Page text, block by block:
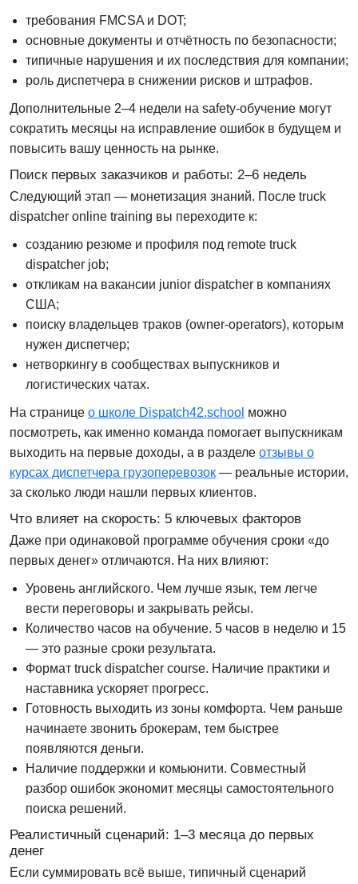
требования FMCSA и DOT;
основные документы и отчётность по безопасности;
типичные нарушения и их последствия для компании;
роль диспетчера в снижении рисков и штрафов.
Дополнительные 2–4 недели на safety-обучение могут
сократить месяцы на исправление ошибок в будущем и
повысить вашу ценность на рынке.
Поиск первых заказчиков и работы: 2–6 недель
Следующий этап — монетизация знаний. После truck
dispatcher online training вы переходите к:
созданию резюме и профиля под remote truck
dispatcher job;
откликам на вакансии junior dispatcher в компаниях
США;
поиску владельцев траков (owner-operators), которым
нужен диспетчер;
нетворкингу в сообществах выпускников и
логистических чатах.
На странице о школе Dispatch42.school можно
посмотреть, как именно команда помогает выпускникам
выходить на первые доходы, а в разделе отзывы о
курсах диспетчера грузоперевозок — реальные истории,
за сколько люди нашли первых клиентов.
Что влияет на скорость: 5 ключевых факторов
Даже при одинаковой программе обучения сроки «до
первых денег» отличаются. На них влияют:
Уровень английского. Чем лучше язык, тем легче
вести переговоры и закрывать рейсы.
Количество часов на обучение. 5 часов в неделю и 15
— это разные сроки результата.
Формат truck dispatcher course. Наличие практики и
наставника ускоряет прогресс.
Готовность выходить из зоны комфорта. Чем раньше
начинаете звонить брокерам, тем быстрее
появляются деньги.
Наличие поддержки и комьюнити. Совместный
разбор ошибок экономит месяцы самостоятельного
поиска решений.
Реалистичный сценарий: 1–3 месяца до первых
денег
Если суммировать всё выше, типичный сценарий